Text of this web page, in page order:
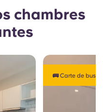
chambres
🚌 Carte de bus